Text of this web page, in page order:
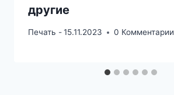
другие
Печать -15.11.2023 0 Комментарии